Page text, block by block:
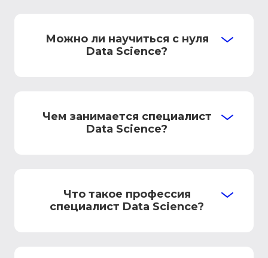
Можно ли научиться с нуля
Data Science?
Чем занимается специалист
Data Science?
Что такое профессия
специалист Data Science?